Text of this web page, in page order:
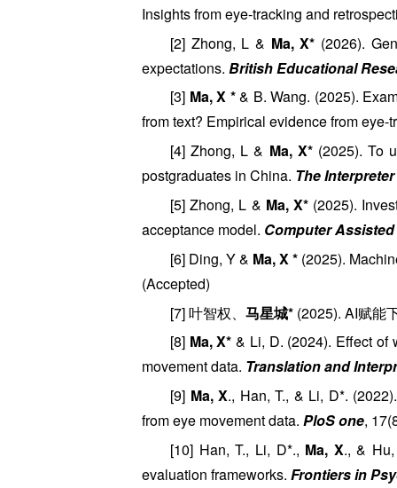
Insights from eye-tracking and
[2] Zhong, L & Ma, X* (2026).
expectations. British Educational
[3] Ma, X *& B. Wang. (2025).
from text? Empirical evidence from eye-
[4] Zhong, L & Ma, X*(2025). To
postgraduates in China. The
[5] Zhong, L & Ma, X* (2025).
acceptance model. Computer
[6] Ding, Y & Ma, X * (2025).
(Accepted)
[7] 叶智权、 马星城* (2025). AI赋能
[8] Ma, X* & Li, D. (2024). Effect of
movement data. Translation and
[9] Ma, X., Han, T., & Li, D*.
from eye movement data. PloS one,
[10] Han, T., Li, D*., Ma, X., &
evaluation frameworks. Frontiers in